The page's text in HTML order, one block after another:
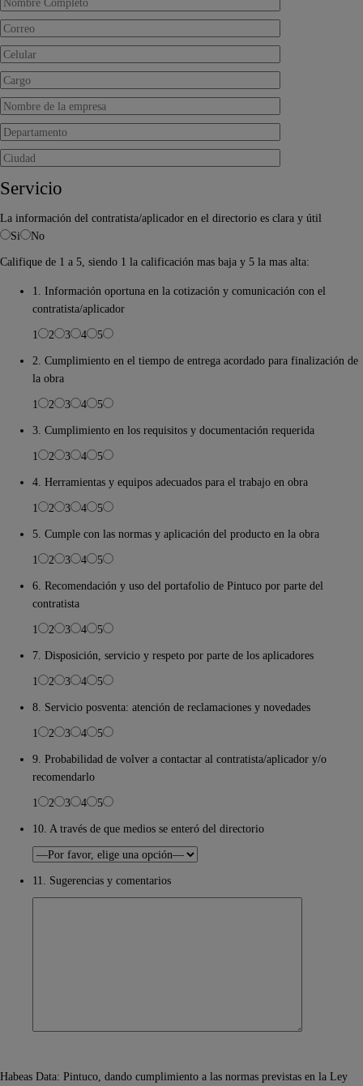
Servicio
La información del contratista/aplicador en el directorio es clara y útil
Si
No
Califique de 1 a 5, siendo 1 la calificación mas baja y 5 la mas alta:
1. Información oportuna en la cotización y comunicación con el
contratista/aplicador
1
2 3 4
5
2. Cumplimiento en el tiempo de entrega acordado para finalización de
la obra
1
2 3 4
5
3. Cumplimiento en los requisitos y documentación requerida
1
2 3 4
5
4. Herramientas y equipos adecuados para el trabajo en obra
1
2 3 4
5
5. Cumple con las normas y aplicación del producto en la obra
1
2 3 4
5
6. Recomendación y uso del portafolio de Pintuco por parte del
contratista
1
2 3 4
5
7. Disposición, servicio y respeto por parte de los aplicadores
1
2 3 4
5
8. Servicio posventa: atención de reclamaciones y novedades
1
2 3 4
5
9. Probabilidad de volver a contactar al contratista/aplicador y/o
recomendarlo
1
2 3 4
5
10. A través de que medios se enteró del directorio
11. Sugerencias y comentarios
Habeas Data: Pintuco, dando cumplimiento a las normas previstas en la Ley